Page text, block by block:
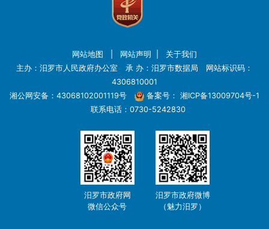
网站地图 网站声明
关于我们
主办：汨罗市人民政府办公室 承 办：汨罗市数据局 网站标识码：
4306810001
湘公网安备：43068102001119号
备案号： 湘ICP备13009704号-1
联系电话：0730-5242830
汨罗市政府网
微信公众号
汨罗市政府微博
（魅力汨罗）